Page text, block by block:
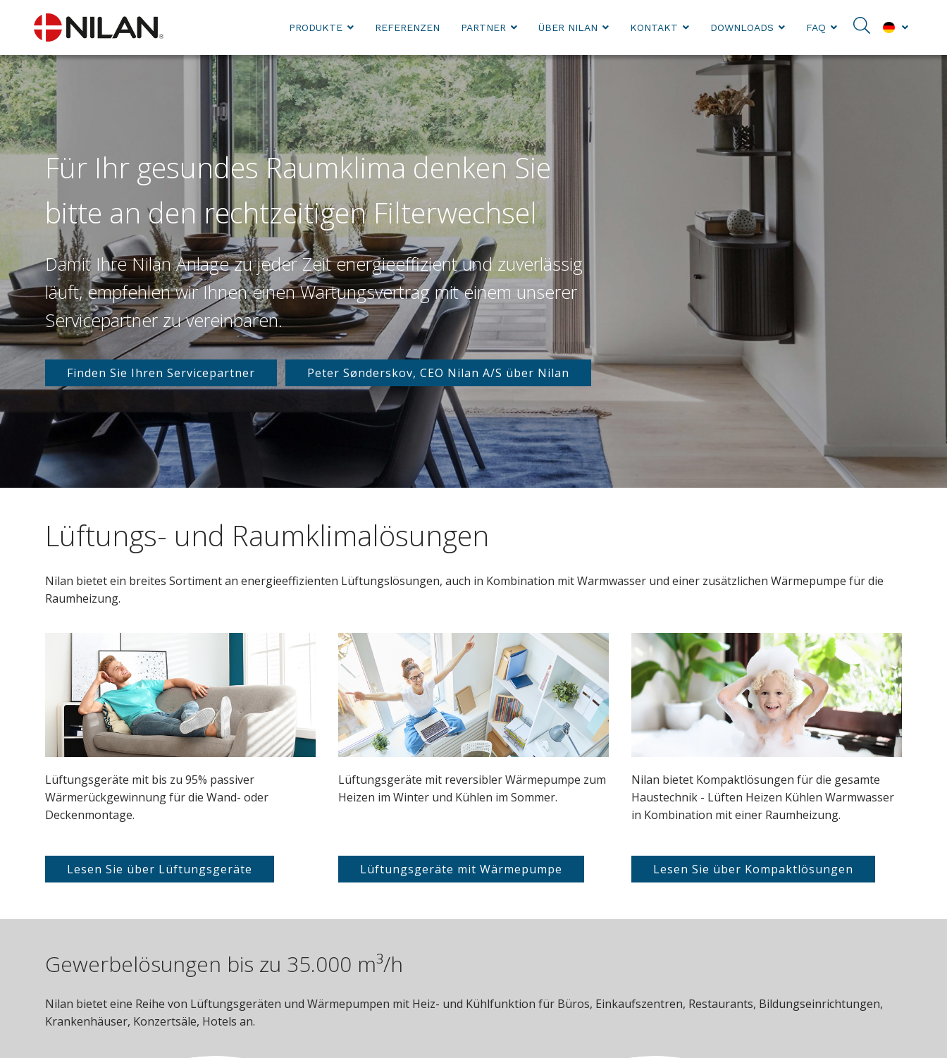
PRODUKTE REFERENZEN PARTNER ÜBER NILAN KONTAKT DOWNLOADS FAQ
Für Ihr gesundes Raumklima denken Sie
bitte an den rechtzeitigen Filterwechsel
Damit Ihre Nilan Anlage zu jeder Zeit energieeffizient und zuverlässig
läuft, empfehlen wir Ihnen einen Wartungsvertrag mit einem unserer
Servicepartner zu vereinbaren.
Finden Sie Ihren Servicepartner Peter Sønderskov, CEO Nilan A/S über Nilan
Lüftungs- und Raumklimalösungen
Nilan bietet ein breites Sortiment an energieeffizienten Lüftungslösungen, auch in Kombination mit Warmwasser und einer zusätzlichen Wärmepumpe für die
Raumheizung.
Lüftungsgeräte mit bis zu 95% passiver
Wärmerückgewinnung für die Wand- oder
Deckenmontage.
Lesen Sie über Lüftungsgeräte
Lüftungsgeräte mit reversibler Wärmepumpe zum
Heizen im Winter und Kühlen im Sommer.
Lüftungsgeräte mit Wärmepumpe
Nilan bietet Kompaktlösungen für die gesamte
Haustechnik - Lüften Heizen Kühlen Warmwasser
in Kombination mit einer Raumheizung.
Lesen Sie über Kompaktlösungen
Gewerbelösungen bis zu 35.000 m³/h
Nilan bietet eine Reihe von Lüftungsgeräten und Wärmepumpen mit Heiz- und Kühlfunktion für Büros, Einkaufszentren, Restaurants, Bildungseinrichtungen,
Krankenhäuser, Konzertsäle, Hotels an.